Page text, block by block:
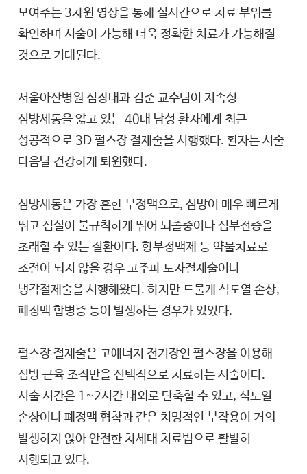
보여주는 3차원 영상을 통해 실시간으로 치료 부위를
확인하며 시술이 가능해 더욱 정확한 치료가 가능해질
것으로 기대된다.
서울아산병원 심장내과 김준 교수팀이 지속성
심방세동을 앓고 있는 40대 남성 환자에게 최근
성공적으로 3D 펄스장 절제술을 시행했다. 환자는 시술
다음날 건강하게 퇴원했다.
심방세동은 가장 흔한 부정맥으로, 심방이 매우 빠르게
뛰고 심실이 불규칙하게 뛰어 뇌졸중이나 심부전증을
초래할 수 있는 질환이다. 항부정맥제 등 약물치료로
조절이 되지 않을 경우 고주파 도자절제술이나
냉각절제술을 시행해왔다. 하지만 드물게 식도열 손상,
폐정맥 합병증 등이 발생하는 경우가 있었다.
펄스장 절제술은 고에너지 전기장인 펄스장을 이용해
심방 근육 조직만을 선택적으로 치료하는 시술이다.
시술 시간은 1~2시간 내외로 단축할 수 있고, 식도열
손상이나 폐정맥 협착과 같은 치명적인 부작용이 거의
발생하지 않아 안전한 차세대 치료법으로 활발히
시행되고 있다.